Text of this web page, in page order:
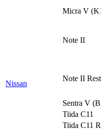
Nissan
Micra V
Note II
Note II
Sentra V
Tiida C11
Tiida C11